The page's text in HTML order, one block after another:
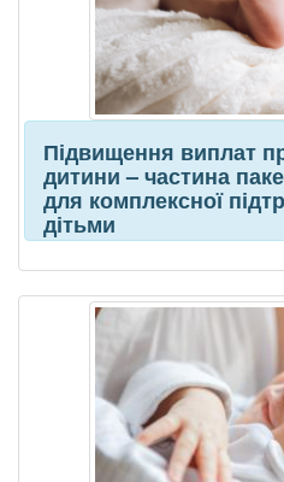
Підвищення виплат
дитини – частина
для комплексної
дітьми